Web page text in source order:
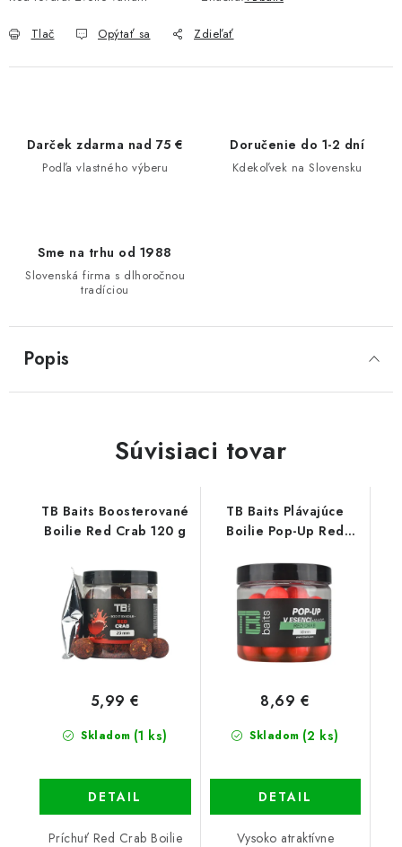
Tlač Opýtať sa Zdieľať
Darček zdarma nad 75 €
Podľa vlastného výberu
Doručenie do 1-2 dní
Kdekoľvek na Slovensku
Sme na trhu od 1988
Slovenská firma s dlhoročnou
tradíciou
Popis
Súvisiaci tovar
TB Baits Boosterované
Boilie Red Crab 120 g
Skladom (1 ks)
5,99 €
DETAIL
Príchuť Red Crab Boilie
TB Baits Plávajúce
Boilie Pop-Up Red
Skladom (2 ks)
8,69 €
DETAIL
Vysoko atraktívne